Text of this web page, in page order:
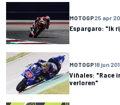
MOTOGP25 apr
Espargaro: "Ik
MOTOGP18 jun
Viñales: "Race
verloren"